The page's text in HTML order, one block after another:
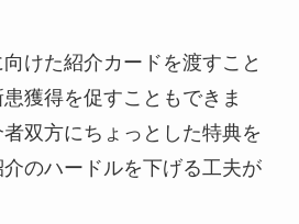
けた紹介カードを渡すこと
獲得を促すこともできま
双方にちょっとした特典を
のハードルを下げる工夫が